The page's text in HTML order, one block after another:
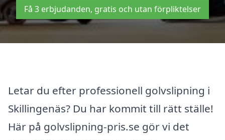
Få 3 erbjudanden, gratis och utan förpliktelser
Letar du efter professionell golvslipning i
Skillingenäs? Du har kommit till rätt ställe!
Här på golvslipning-pris.se gör vi det